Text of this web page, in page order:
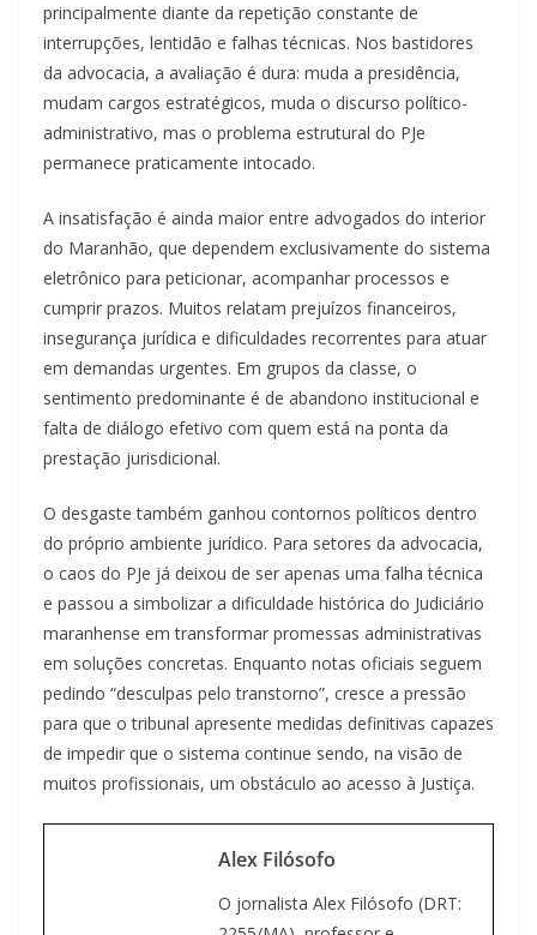
principalmente diante da repetição constante de
interrupções, lentidão e falhas técnicas. Nos bastidores
da advocacia, a avaliação é dura: muda a presidência,
mudam cargos estratégicos, muda o discurso político-
administrativo, mas o problema estrutural do PJe
permanece praticamente intocado.
A insatisfação é ainda maior entre advogados do interior
do Maranhão, que dependem exclusivamente do sistema
eletrônico para peticionar, acompanhar processos e
cumprir prazos. Muitos relatam prejuízos financeiros,
insegurança jurídica e dificuldades recorrentes para atuar
em demandas urgentes. Em grupos da classe, o
sentimento predominante é de abandono institucional e
falta de diálogo efetivo com quem está na ponta da
prestação jurisdicional.
O desgaste também ganhou contornos políticos dentro
do próprio ambiente jurídico. Para setores da advocacia,
o caos do PJe já deixou de ser apenas uma falha técnica
e passou a simbolizar a dificuldade histórica do Judiciário
maranhense em transformar promessas administrativas
em soluções concretas. Enquanto notas oficiais seguem
pedindo “desculpas pelo transtorno”, cresce a pressão
para que o tribunal apresente medidas definitivas capazes
de impedir que o sistema continue sendo, na visão de
muitos profissionais, um obstáculo ao acesso à Justiça.
Alex Filósofo
O jornalista Alex Filósofo (DRT: